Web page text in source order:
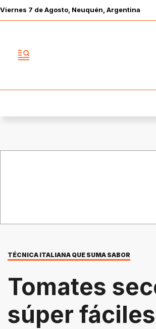
Viernes 7 deAgosto , Neuquén, Argentina
TÉCNICA ITALIANA QUE SUMA SABOR
Tomates
súper